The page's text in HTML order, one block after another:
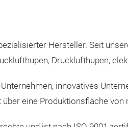
Hersteller. Seit
Drucklufthupen,
innovatives
eine Produktionsfläche von